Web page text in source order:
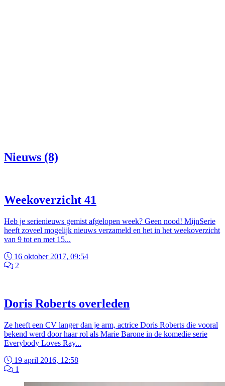
Nieuws (8)
Weekoverzicht 41
Heb je serienieuws gemist afgelopen week? Geen nood! MijnSerie
heeft zoveel mogelijk nieuws verzameld en het in het weekoverzicht
van 9 tot en met 15...
16 oktober 2017, 09:54
2
Doris Roberts overleden
Ze heeft een CV langer dan je arm, actrice Doris Roberts die vooral
bekend werd door haar rol als Marie Barone in de komedie serie
Everybody Loves Ray...
19 april 2016, 12:58
1